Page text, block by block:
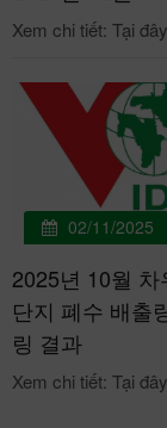
Xem chi tiết: Tại
02/11/2025
2025년 10월 차
단지 폐수 배출
링 결과
Xem chi tiết: Tại